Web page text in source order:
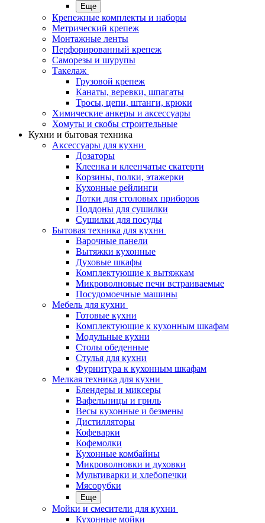
Еще
Крепежные комплекты и наборы
Метрический крепеж
Монтажные ленты
Перфорированный крепеж
Саморезы и шурупы
Такелаж
Грузовой крепеж
Канаты, веревки, шпагаты
Тросы, цепи, штанги, крюки
Химические анкеры и аксессуары
Хомуты и скобы строительные
Кухни и бытовая техника
Аксессуары для кухни
Дозаторы
Клеенка и клеенчатые скатерти
Корзины, полки, этажерки
Кухонные рейлинги
Лотки для столовых приборов
Поддоны для сушилки
Сушилки для посуды
Бытовая техника для кухни
Варочные панели
Вытяжки кухонные
Духовые шкафы
Комплектующие к вытяжкам
Микроволновые печи встраиваемые
Посудомоечные машины
Мебель для кухни
Готовые кухни
Комплектующие к кухонным шкафам
Модульные кухни
Столы обеденные
Стулья для кухни
Фурнитура к кухонным шкафам
Мелкая техника для кухни
Блендеры и миксеры
Вафельницы и гриль
Весы кухонные и безмены
Дистилляторы
Кофеварки
Кофемолки
Кухонные комбайны
Микроволновки и духовки
Мультиварки и хлебопечки
Мясорубки
Еще
Мойки и смесители для кухни
Кухонные мойки